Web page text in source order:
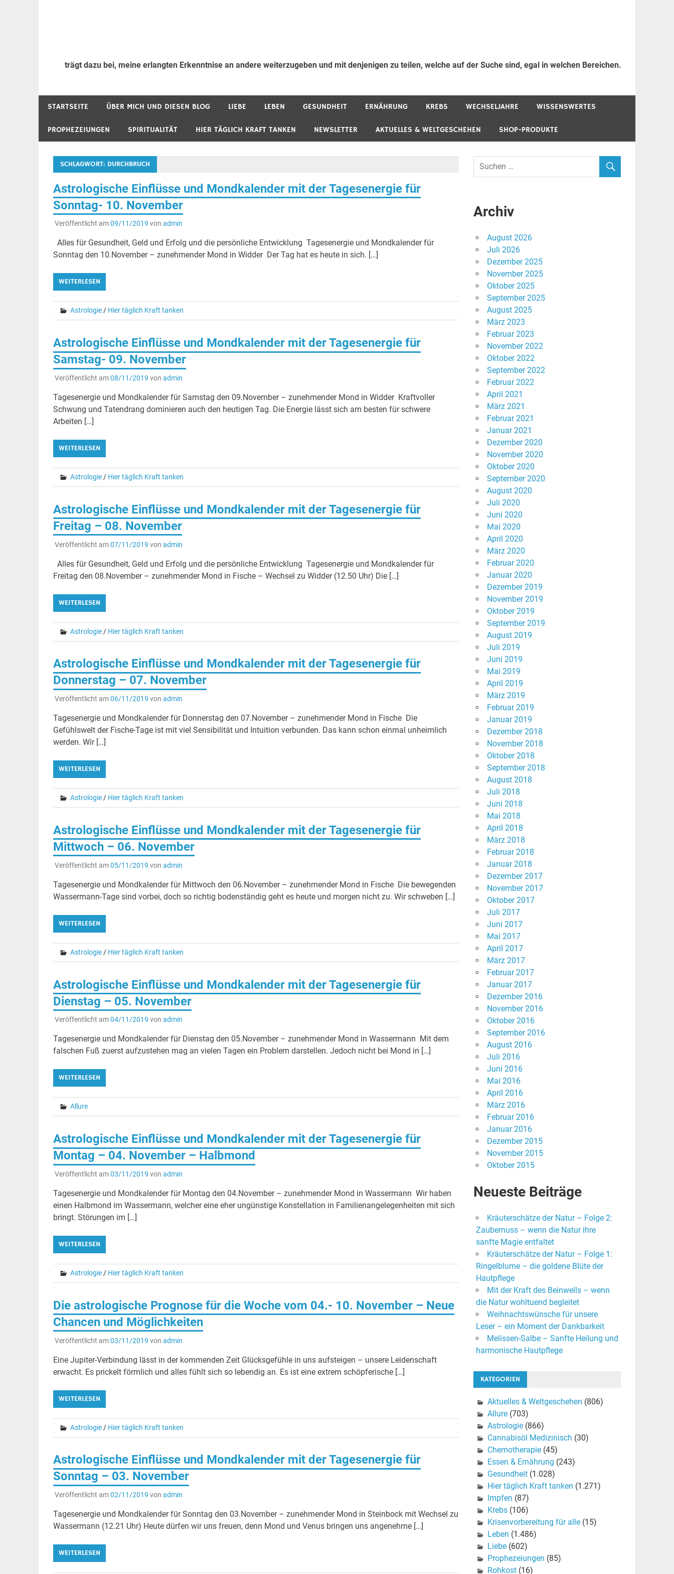
trägt dazu bei, meine erlangten Erkenntnise an andere weiterzugeben und mit denjenigen zu teilen, welche auf der Suche sind, egal in welchen Bereichen.
STARTSEITE ÜBER MICH UND DIESEN BLOG LIEBE LEBEN GESUNDHEIT ERNÄHRUNG KREBS WECHSELJAHRE WISSENSWERTES
PROPHEZEIUNGEN SPIRITUALITÄT HIER TÄGLICH KRAFT TANKEN NEWSLETTER AKTUELLES & WELTGESCHEHEN SHOP-PRODUKTE
SCHLAGWORT: DURCHBRUCH
Astrologische Einflüsse und Mondkalender mit der Tagesenergie für
Sonntag- 10. November
Veröffentlicht am09/11/2019 von admin
Alles für Gesundheit, Geld und Erfolg und die persönliche Entwicklung Tagesenergie und Mondkalender für
Sonntag den 10.November – zunehmender Mond in Widder Der Tag hat es heute in sich. […]
WEITERLESEN
Astrologie/ Hier täglich Kraft tanken
Astrologische Einflüsse und Mondkalender mit der Tagesenergie für
Samstag- 09. November
Veröffentlicht am08/11/2019 von admin
Tagesenergie und Mondkalender für Samstag den 09.November – zunehmender Mond in Widder Kraftvoller
Schwung und Tatendrang dominieren auch den heutigen Tag. Die Energie lässt sich am besten für schwere
Arbeiten […]
WEITERLESEN
Astrologie/ Hier täglich Kraft tanken
Astrologische Einflüsse und Mondkalender mit der Tagesenergie für
Freitag – 08. November
Veröffentlicht am07/11/2019 von admin
Alles für Gesundheit, Geld und Erfolg und die persönliche Entwicklung Tagesenergie und Mondkalender für
Freitag den 08.November – zunehmender Mond in Fische – Wechsel zu Widder (12.50 Uhr) Die […]
WEITERLESEN
Astrologie/ Hier täglich Kraft tanken
Astrologische Einflüsse und Mondkalender mit der Tagesenergie für
Donnerstag – 07. November
Veröffentlicht am06/11/2019 von admin
Tagesenergie und Mondkalender für Donnerstag den 07.November – zunehmender Mond in Fische Die
Gefühlswelt der Fische-Tage ist mit viel Sensibilität und Intuition verbunden. Das kann schon einmal unheimlich
werden. Wir […]
WEITERLESEN
Astrologie/ Hier täglich Kraft tanken
Astrologische Einflüsse und Mondkalender mit der Tagesenergie für
Mittwoch – 06. November
Veröffentlicht am05/11/2019 von admin
Tagesenergie und Mondkalender für Mittwoch den 06.November – zunehmender Mond in Fische Die bewegenden
Wassermann-Tage sind vorbei, doch so richtig bodenständig geht es heute und morgen nicht zu. Wir schweben […]
WEITERLESEN
Astrologie/ Hier täglich Kraft tanken
Astrologische Einflüsse und Mondkalender mit der Tagesenergie für
Dienstag – 05. November
Veröffentlicht am04/11/2019 von admin
Tagesenergie und Mondkalender für Dienstag den 05.November – zunehmender Mond in Wassermann Mit dem
falschen Fuß zuerst aufzustehen mag an vielen Tagen ein Problem darstellen. Jedoch nicht bei Mond in […]
WEITERLESEN
Allure
Astrologische Einflüsse und Mondkalender mit der Tagesenergie für
Montag – 04. November – Halbmond
Veröffentlicht am03/11/2019 von admin
Tagesenergie und Mondkalender für Montag den 04.November – zunehmender Mond in Wassermann Wir haben
einen Halbmond im Wassermann, welcher eine eher ungünstige Konstellation in Familienangelegenheiten mit sich
bringt. Störungen im […]
WEITERLESEN
Astrologie/ Hier täglich Kraft tanken
Die astrologische Prognose für die Woche vom 04.- 10. November – Neue
Chancen und Möglichkeiten
Veröffentlicht am03/11/2019 von admin
Eine Jupiter-Verbindung lässt in der kommenden Zeit Glücksgefühle in uns aufsteigen – unsere Leidenschaft
erwacht. Es prickelt förmlich und alles fühlt sich so lebendig an. Es ist eine extrem schöpferische […]
WEITERLESEN
Astrologie/ Hier täglich Kraft tanken
Astrologische Einflüsse und Mondkalender mit der Tagesenergie für
Sonntag – 03. November
Veröffentlicht am02/11/2019 von admin
Tagesenergie und Mondkalender für Sonntag den 03.November – zunehmender Mond in Steinbock mit Wechsel zu
Wassermann (12.21 Uhr) Heute dürfen wir uns freuen, denn Mond und Venus bringen uns angenehme […]
WEITERLESEN
Archiv
August 2026
Juli 2026
Dezember 2025
November 2025
Oktober 2025
September 2025
August 2025
März 2023
Februar 2023
November 2022
Oktober 2022
September 2022
Februar 2022
April 2021
März 2021
Februar 2021
Januar 2021
Dezember 2020
November 2020
Oktober 2020
September 2020
August 2020
Juli 2020
Juni 2020
Mai 2020
April 2020
März 2020
Februar 2020
Januar 2020
Dezember 2019
November 2019
Oktober 2019
September 2019
August 2019
Juli 2019
Juni 2019
Mai 2019
April 2019
März 2019
Februar 2019
Januar 2019
Dezember 2018
November 2018
Oktober 2018
September 2018
August 2018
Juli 2018
Juni 2018
Mai 2018
April 2018
März 2018
Februar 2018
Januar 2018
Dezember 2017
November 2017
Oktober 2017
Juli 2017
Juni 2017
Mai 2017
April 2017
März 2017
Februar 2017
Januar 2017
Dezember 2016
November 2016
Oktober 2016
September 2016
August 2016
Juli 2016
Juni 2016
Mai 2016
April 2016
März 2016
Februar 2016
Januar 2016
Dezember 2015
November 2015
Oktober 2015
Neueste Beiträge
Kräuterschätze der Natur – Folge 2:
Zaubernuss – wenn die Natur ihre
sanfte Magie entfaltet
Kräuterschätze der Natur – Folge 1:
Ringelblume – die goldene Blüte der
Hautpflege
Mit der Kraft des Beinwells – wenn
die Natur wohltuend begleitet
Weihnachtswünsche für unsere
Leser – ein Moment der Dankbarkeit
Melissen-Salbe – Sanfte Heilung und
harmonische Hautpflege
KATEGORIEN
Aktuelles & Weltgeschehen (806)
Allure(703)
Astrologie(866)
Cannabisöl Medizinisch (30)
Chemotherapie(45)
Essen & Ernährung (243)
Gesundheit(1.028)
Hier täglich Kraft tanken (1.271)
Impfen (87)
Krebs(106)
Krisenvorbereitung für alle(15)
Leben (1.486)
Liebe(602)
Prophezeiungen (85)
Rohkost(16)